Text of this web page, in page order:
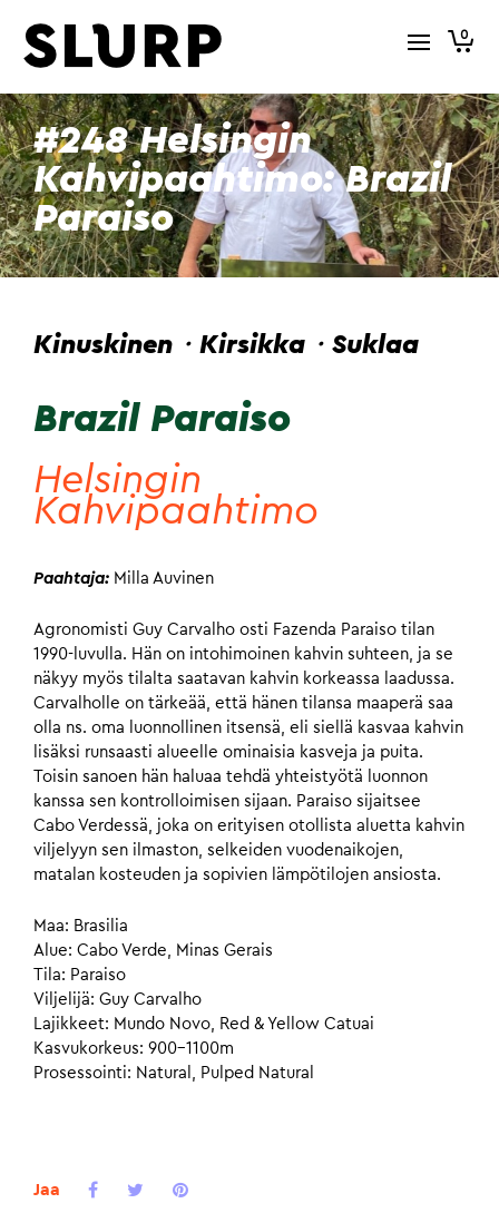
0
#248 Helsingin
Kahvipaahtimo: Brazil
Paraiso
Kinuskinen・Kirsikka・Suklaa
Brazil Paraiso
Helsingin
Kahvipaahtimo
Paahtaja: Milla Auvinen
Agronomisti Guy Carvalho osti Fazenda Paraiso tilan
1990-luvulla. Hän on intohimoinen kahvin suhteen, ja se
näkyy myös tilalta saatavan kahvin korkeassa laadussa.
Carvalholle on tärkeää, että hänen tilansa maaperä saa
olla ns. oma luonnollinen itsensä, eli siellä kasvaa kahvin
lisäksi runsaasti alueelle ominaisia kasveja ja puita.
Toisin sanoen hän haluaa tehdä yhteistyötä luonnon
kanssa sen kontrolloimisen sijaan. Paraiso sijaitsee
Cabo Verdessä, joka on erityisen otollista aluetta kahvin
viljelyyn sen ilmaston, selkeiden vuodenaikojen,
matalan kosteuden ja sopivien lämpötilojen ansiosta.
Maa: Brasilia
Alue: Cabo Verde, Minas Gerais
Tila: Paraiso
Viljelijä: Guy Carvalho
Lajikkeet: Mundo Novo, Red & Yellow Catuai
Kasvukorkeus: 900-1100m
Prosessointi: Natural, Pulped Natural
Jaa